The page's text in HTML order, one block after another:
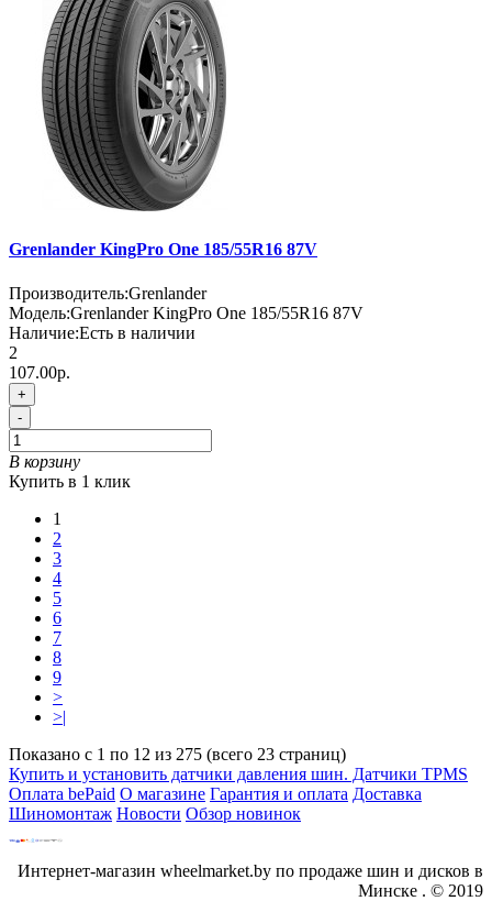
Grenlander KingPro One 185/55R16 87V
Производитель:Grenlander
Модель:Grenlander KingPro One 185/55R16 87V
Наличие:Есть в наличии
2
107.00р.
+
-
В корзину
Купить в 1 клик
1
2
3
4
5
6
7
8
9
>
>|
Показано с 1 по 12 из 275 (всего 23 страниц)
Купить и установить датчики давления шин. Датчики TPMS
Оплата bePaid О магазине Гарантия и оплата Доставка
Шиномонтаж Новости Обзор новинок
Интернет-магазин wheelmarket.by по продаже шин и дисков в
Минске . © 2019